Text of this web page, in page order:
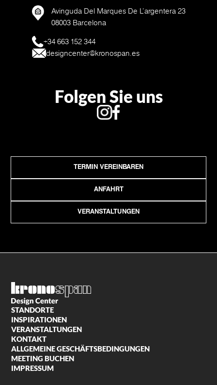
Avinguda Del Marques De L’argentera 23
08003 Barcelona
+34 663 152 344
designcenter@kronospan.es
Folgen Sie uns
TERMIN VEREINBAREN
ANFAHRT
VERANSTALTUNGEN
STANDORTE
INSPIRATIONEN
VERANSTALTUNGEN
KONTAKT
ALLGEMEINE GESCHÄFTSBEDINGUNGEN
MEETING BUCHEN
IMPRESSUM